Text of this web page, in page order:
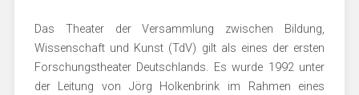
Das Theater der Versammlung zwischen Bildung,
Wissenschaft und Kunst (TdV) gilt als eines der ersten
Forschungstheater Deutschlands. Es wurde 1992 unter
der Leitung von Jörg Holkenbrink im Rahmen eines